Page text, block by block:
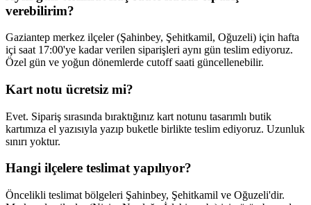
verebilirim?
Gaziantep merkez ilçeler (Şahinbey, Şehitkamil, Oğuzeli) için hafta
içi saat 17:00'ye kadar verilen siparişleri aynı gün teslim ediyoruz.
Özel gün ve yoğun dönemlerde cutoff saati güncellenebilir.
Kart notu ücretsiz mi?
Evet. Sipariş sırasında bıraktığınız kart notunu tasarımlı butik
kartımıza el yazısıyla yazıp buketle birlikte teslim ediyoruz. Uzunluk
sınırı yoktur.
Hangi ilçelere teslimat yapılıyor?
Öncelikli teslimat bölgeleri Şahinbey, Şehitkamil ve Oğuzeli'dir.